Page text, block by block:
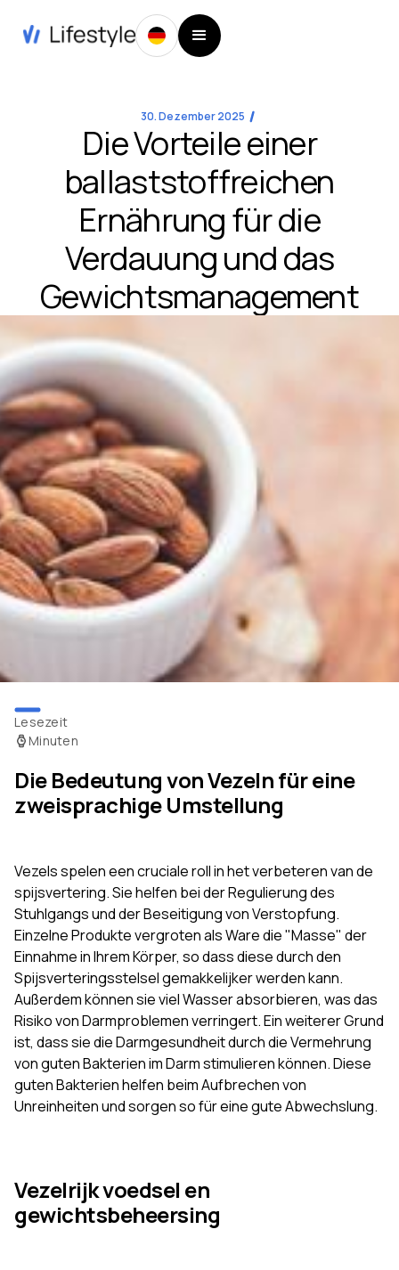
30. Dezember 2025
Die Vorteile einer
ballaststoffreichen
Ernährung für die
Verdauung und das
Gewichtsmanagement
Lesezeit
Minuten
Die Bedeutung von Vezeln für eine
zweisprachige Umstellung
Vezels spelen een cruciale roll in het verbeteren van de
spijsvertering. Sie helfen bei der Regulierung des
Stuhlgangs und der Beseitigung von Verstopfung.
Einzelne Produkte vergroten als Ware die "Masse" der
Einnahme in Ihrem Körper, so dass diese durch den
Spijsverteringsstelsel gemakkelijker werden kann.
Außerdem können sie viel Wasser absorbieren, was das
Risiko von Darmproblemen verringert. Ein weiterer Grund
ist, dass sie die Darmgesundheit durch die Vermehrung
von guten Bakterien im Darm stimulieren können. Diese
guten Bakterien helfen beim Aufbrechen von
Unreinheiten und sorgen so für eine gute Abwechslung.
Vezelrijk voedsel en
gewichtsbeheersing